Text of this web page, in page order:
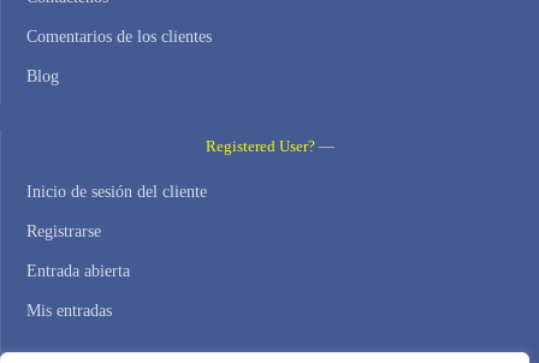
Comentarios de los clientes
Blog
Registered User? —
Inicio de sesión del cliente
Registrarse
Entrada abierta
Mis entradas